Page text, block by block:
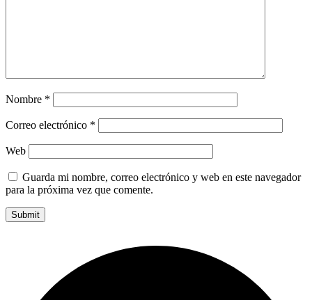
Nombre *
Correo electrónico *
Web
Guarda mi nombre, correo electrónico y web en este navegador
para la próxima vez que comente.